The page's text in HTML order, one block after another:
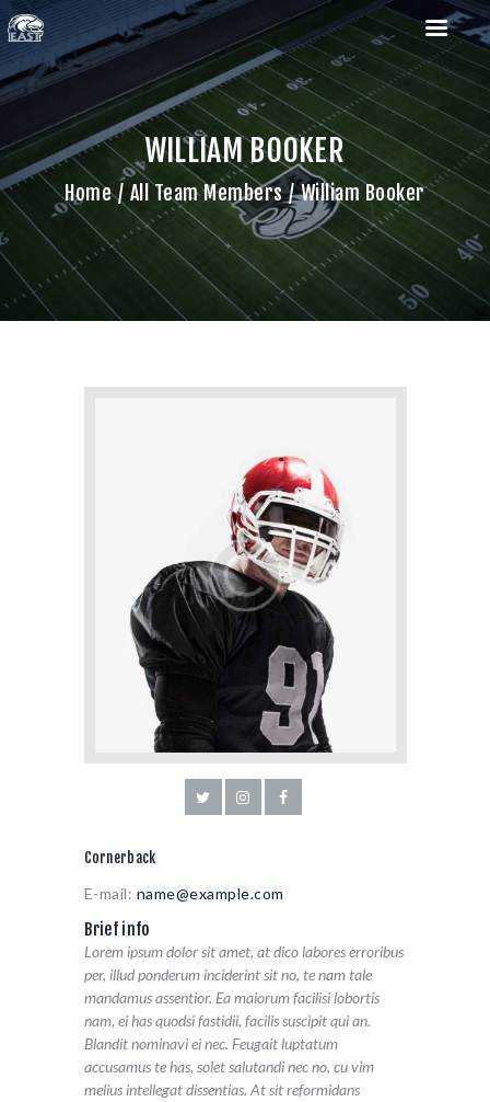
WILLIAM BOOKER
Home All Team Members
William Booker
HOME
ROSTERS
SCHEDULES
COACHES
Cornerback
E-mail: name@example.com
Brief info
Lorem ipsum dolor sit amet, at dico labores erroribus
per, illud ponderum inciderint sit no, te nam tale
mandamus assentior. Ea maiorum facilisi lobortis
nam, ei has quodsi fastidii, facilis suscipit qui an.
Blandit nominavi ei nec. Feugait luptatum
accusamus te has, solet salutandi nec no, cu vim
melius intellegat dissentias. At sit reformidans